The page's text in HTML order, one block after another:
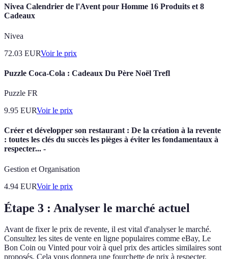
Nivea Calendrier de l'Avent pour Homme 16 Produits et 8
Cadeaux
Nivea
72.03 EURVoir le prix
Puzzle Coca-Cola : Cadeaux Du Père Noël Trefl
Puzzle FR
9.95 EURVoir le prix
Créer et développer son restaurant : De la création à la revente
: toutes les clés du succès les pièges à éviter les fondamentaux à
respecter... -
Gestion et Organisation
4.94 EURVoir le prix
Étape 3 : Analyser le marché actuel
Avant de fixer le prix de revente, il est vital d'analyser le marché.
Consultez les sites de vente en ligne populaires comme eBay, Le
Bon Coin ou Vinted pour voir à quel prix des articles similaires sont
proposés. Cela vous donnera une fourchette de prix à respecter.